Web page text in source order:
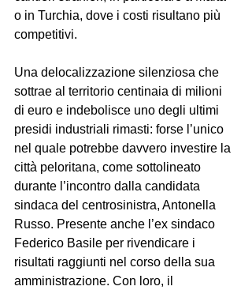
o in Turchia, dove i costi risultano più
competitivi.
Una delocalizzazione silenziosa che
sottrae al territorio centinaia di milioni
di euro e indebolisce uno degli ultimi
presidi industriali rimasti: forse l’unico
nel quale potrebbe davvero investire la
città peloritana, come sottolineato
durante l’incontro dalla candidata
sindaca del centrosinistra, Antonella
Russo. Presente anche l’ex sindaco
Federico Basile per rivendicare i
risultati raggiunti nel corso della sua
amministrazione. Con loro, il